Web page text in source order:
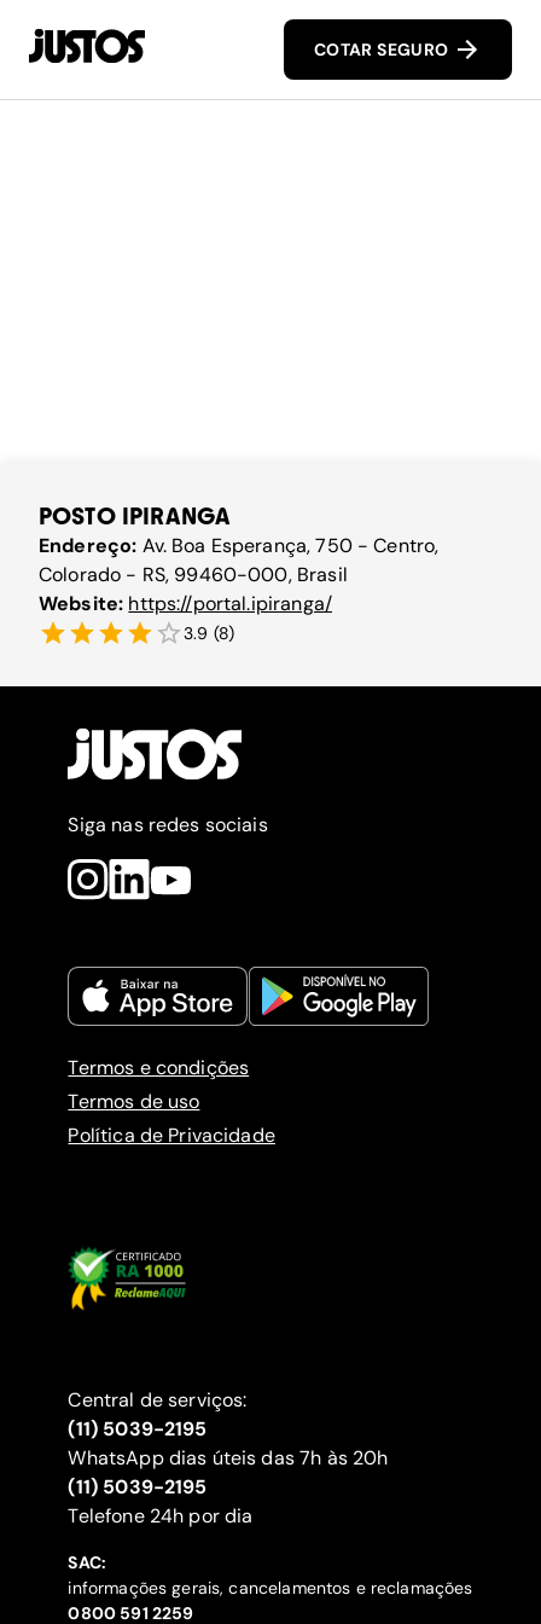
COTAR SEGURO
POSTO IPIRANGA
Endereço: Av. Boa Esperança, 750 - Centro,
Colorado - RS, 99460-000, Brasil
Website: https://portal.ipiranga/
3.9 (8)
Siga nas redes sociais
Termos e condições
Termos de uso
Política de Privacidade
Central de serviços:
(11) 5039-2195
WhatsApp dias úteis das 7h às 20h
(11) 5039-2195
‍Telefone 24h por dia
SAC:
informações gerais, cancelamentos e reclamações
‍0800 591 2259